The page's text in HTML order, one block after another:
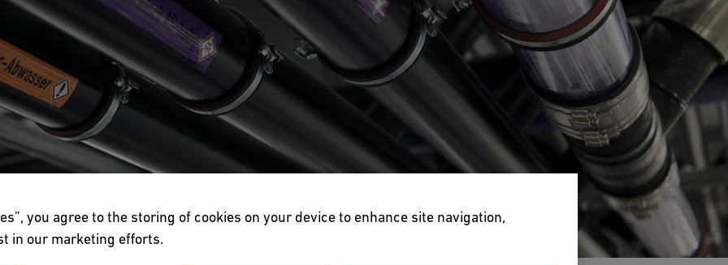
you agree to the storing of cookies on your device to enhance site navigation,
in our marketing efforts.